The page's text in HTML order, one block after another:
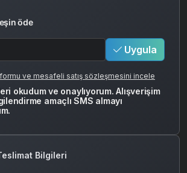
öde
Uygula
ve mesafeli satış sözleşmesini incele
okudum ve onaylıyorum. Alışverişim
amaçlı SMS almayı
Bilgileri